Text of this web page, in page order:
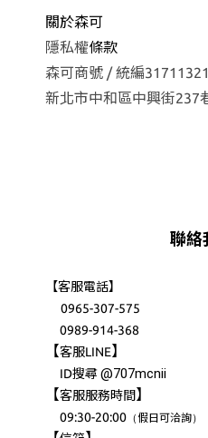
關於森可
隱私權條款
森可商號 / 統編31711321
新北市中和區中興街237
聯絡
【客服電話】
0965-307-575
0989-914-368
【客服LINE】
ID搜尋@707mcnii
【客服服務時間 】
09:30-20:00 （假日可洽詢）